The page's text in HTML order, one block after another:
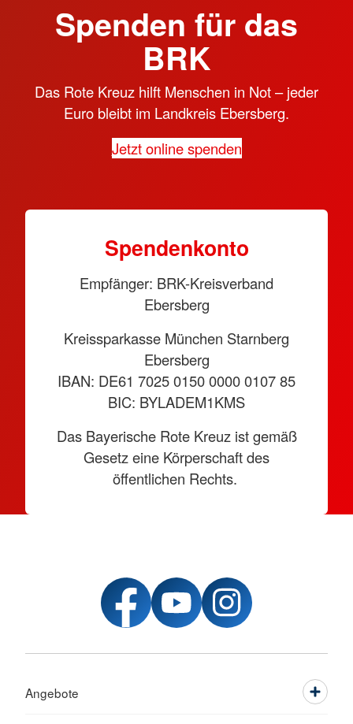
Spenden für das
BRK
Das Rote Kreuz hilft Menschen in Not – jeder
Euro bleibt im Landkreis Ebersberg.
Jetzt online spenden
Spendenkonto
Empfänger: BRK-Kreisverband
Ebersberg
Kreissparkasse München Starnberg
Ebersberg
IBAN: DE61 7025 0150 0000 0107 85
BIC: BYLADEM1KMS
Das Bayerische Rote Kreuz ist gemäß
Gesetz eine Körperschaft des
öffentlichen Rechts.
Angebote